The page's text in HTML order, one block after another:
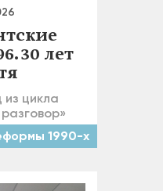
30 лет
из цикла
1990-х